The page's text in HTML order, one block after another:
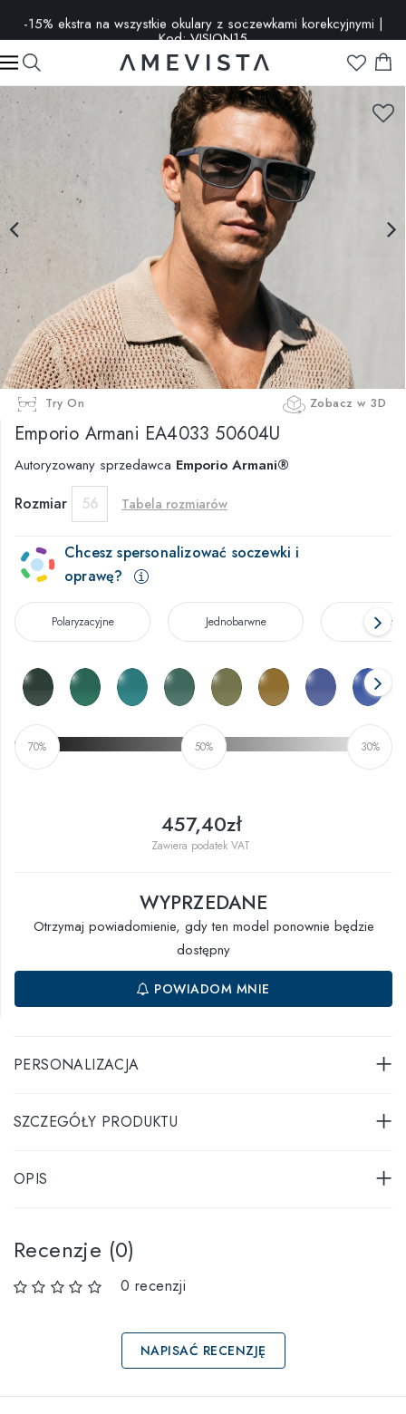
-15% ekstra na wszystkie okulary z soczewkami korekcyjnymi |
Kod: VISION15
Try On Zobacz w 3D
Emporio Armani EA4033 50604U
Autoryzowany sprzedawca Emporio Armani®
Rozmiar 56 Tabela rozmiarów
Chcesz spersonalizować soczewki i
oprawę?
Polaryzacyjne Jednobarwne
70% 50% 30%
457,40zł
Zawiera podatek VAT
WYPRZEDANE
Otrzymaj powiadomienie, gdy ten model ponownie będzie
dostępny
POWIADOM MNIE
PERSONALIZACJA
SZCZEGÓŁY PRODUKTU
OPIS
Recenzje (0)
0 recenzji
NAPISAĆ RECENZJĘ